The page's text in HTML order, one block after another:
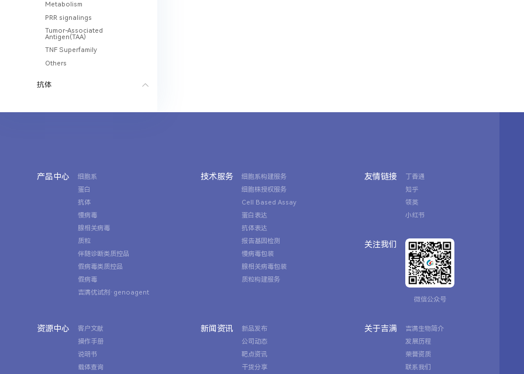
Metabolism
PRR signalings
Tumor-Associated
Antigen(TAA)
TNF Superfamily
Others
抗体
产品中心
细胞系
蛋白
抗体
慢病毒
腺相关病毒
质粒
伴随诊断类质控品
假病毒类质控品
假病毒
吉满优试剂·genoagent
技术服务
细胞系构建服务
细胞株授权服务
Cell Based Assay
蛋白表达
抗体表达
报告基因检测
慢病毒包装
腺相关病毒包装
质粒构建服务
友情链接
丁香通
知乎
领英
小红书
关注我们
微信公众号
资源中心
客户文献
操作手册
说明书
载体查询
新闻资讯
新品发布
公司动态
靶点资讯
干货分享
关于吉满
吉满生物简介
发展历程
荣誉资质
联系我们